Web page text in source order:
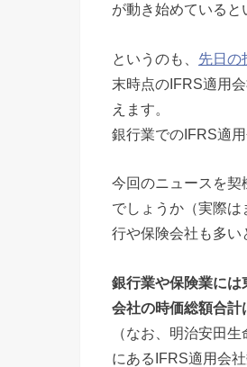
が動き始めていると
というのも、 先日の
末時点のIFRS適用
えます。
銀行業でのIFRS適
今回のニュースを
でしょうか（実際
行や保険会社も多い
銀行業や保険業には
会社の時価総額合計
（なお、明治安田
にあるIFRS適用会